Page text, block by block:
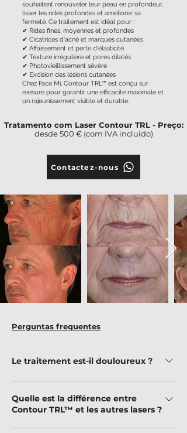
souhaitent renouveler leur peau en profondeur,
lisser les rides profondes et améliorer sa
fermeté. Ce traitement est idéal pour :
✔ Rides fines, moyennes et profondes
✔ Cicatrices d'acné et marques cutanées
✔ Affaissement et perte d'élasticité
✔ Texture irrégulière et pores dilatés
✔ Photovieillissement sévère
✔ Excision des lésions cutanées
Chez Face Mi, Contour TRL™ est conçu sur
mesure pour garantir une efficacité maximale et
un rajeunissement visible et durable.
Tratamento com Laser Contour TRL - Preço:
desde 500 € (com IVA incluído)
Contactez-nous
Perguntas frequentes
Le traitement est-il douloureux ?
inconfort, mais une anesthésie topique ou
locale est utilisée pour assurer un plus grand
confort.
Quelle est la différence entre
Contour TRL™ et les autres lasers ?